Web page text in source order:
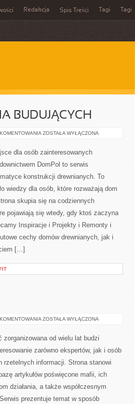
Redakcja Spis Treści Tagi Tagi
BUDUJĄCYCH
HISTORIE
BUDUJĄCYCH
ZOSTAŁA WYŁĄCZONA
dla osób zainteresowanych
DomPol to serwis
konstrukcji drewnianych. To
wiedzy dla osób, które rozważają dom
skupia się na codziennych
pojawiają się wtedy, gdy ktoś zaczyna
Inspiracje i Projekty i Remonty i
cechy domów drewnianych, jak i
[…]
PRAWO
ZOSTAŁA WYŁĄCZONA
zorganizowana od wielu lat budzi
zarówno ekspertów, jak i osób
rzetelnych informacji. Strona stanowi
artykułów poświęcone mafii, ich
działania, a także współczesnym
prezentuje temat w sposób